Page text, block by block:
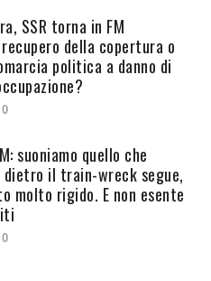
SSR torna in FM
recupero della copertura o
politica a danno di
0
suoniamo quello che
dietro il train-wreck segue,
molto rigido. E non esente
0